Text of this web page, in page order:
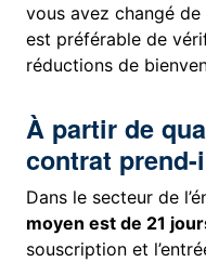
vous avez changé
est préférable de
réductions de
À partir de
contrat
Dans le secteur de
moyen est de 21
souscription et